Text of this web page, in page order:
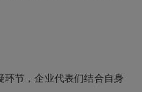
环节，企业代表们结合自身